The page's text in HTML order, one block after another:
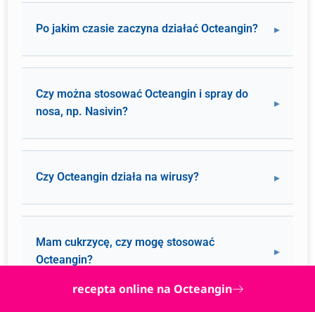
Po jakim czasie zaczyna działać Octeangin?
Czy można stosować Octeangin i spray do
nosa, np. Nasivin?
Czy Octeangin działa na wirusy?
Mam cukrzycę, czy mogę stosować
Octeangin?
recepta online na Octeangin